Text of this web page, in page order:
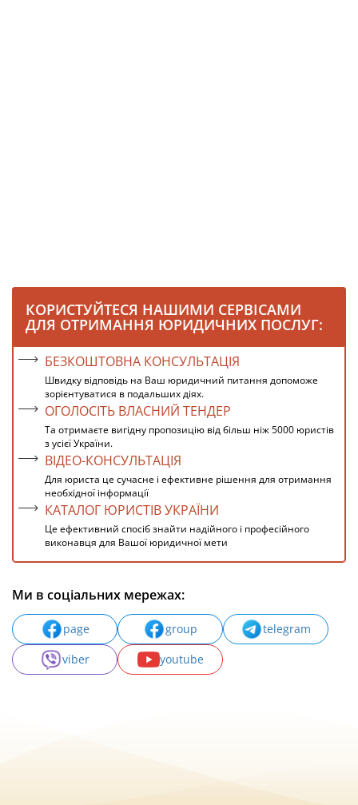
КОРИСТУЙТЕСЯ НАШИМИ СЕРВІСАМИ
ДЛЯ ОТРИМАННЯ ЮРИДИЧНИХ ПОСЛУГ:
БЕЗКОШТОВНА КОНСУЛЬТАЦІЯ
Швидку відповідь на Ваш юридичний питання допоможе
зорієнтуватися в подальших діях.
ОГОЛОСІТЬ ВЛАСНИЙ ТЕНДЕР
Та отримаєте вигідну пропозицію від більш ніж 5000 юристів
з усієї України.
ВІДЕО-КОНСУЛЬТАЦІЯ
Для юриста це сучасне і ефективне рішення для отримання
необхідної інформації
КАТАЛОГ ЮРИСТІВ УКРАЇНИ
Це ефективний спосіб знайти надійного і професійного
виконавця для Вашої юридичної мети
Ми в соціальних мережах:
page group
telegram
viber
youtube